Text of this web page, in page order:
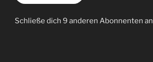
Schließe dich 9 anderen Abonnenten an